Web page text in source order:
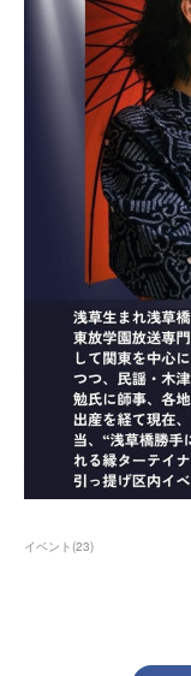
イベント(23)